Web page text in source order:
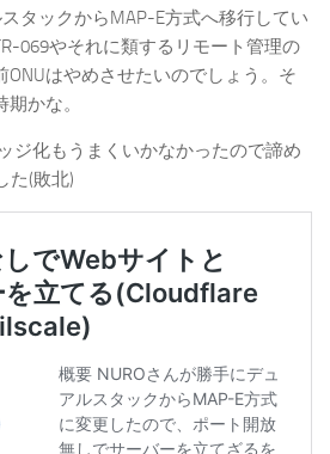
タックからMAP-E方式へ移行してい
069やそれに類するリモート管理の
ONUはやめさせたいのでしょう。そ
かな。
ジ化もうまくいかなかったので諦め
た(敗北)